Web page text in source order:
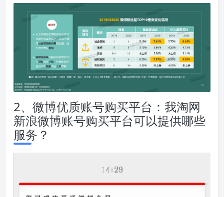
2、微博优质账号购买平台：我淘网
新浪微博账号购买平台可以提供哪些
服务？